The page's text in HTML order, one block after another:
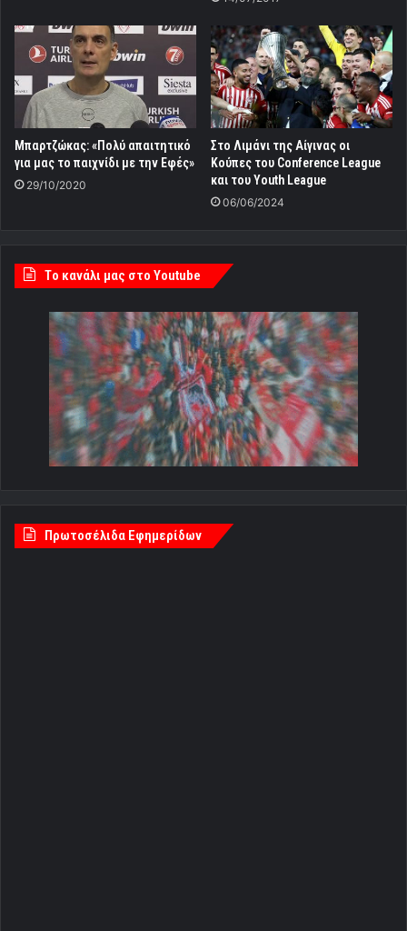
Μπαρτζώκας: «Πολύ απαιτητικό
για μας το παιχνίδι με την Εφές»
29/10/2020
Στο Λιμάνι της Αίγινας οι
Κούπες του Conference League
και του Υouth League
06/06/2024
Tο κανάλι μας στο Youtube
Πρωτοσέλιδα Εφημερίδων